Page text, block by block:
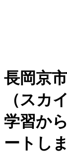
長岡京
（スカ
学習か
ートし